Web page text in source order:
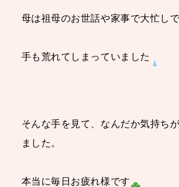
母は祖母のお世話や家事で大忙し
手も荒れてしまっていました
そんな手を見て、なんだか気持ち
ました。
本当に毎日お疲れ様です